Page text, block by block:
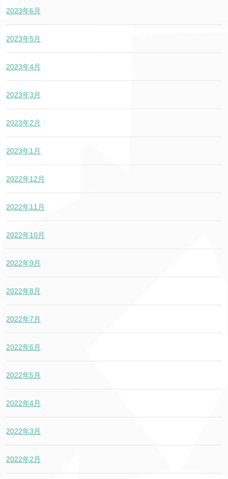
2023年6月
2023年5月
2023年4月
2023年3月
2023年2月
2023年1月
2022年12月
2022年11月
2022年10月
2022年9月
2022年8月
2022年7月
2022年6月
2022年5月
2022年4月
2022年3月
2022年2月